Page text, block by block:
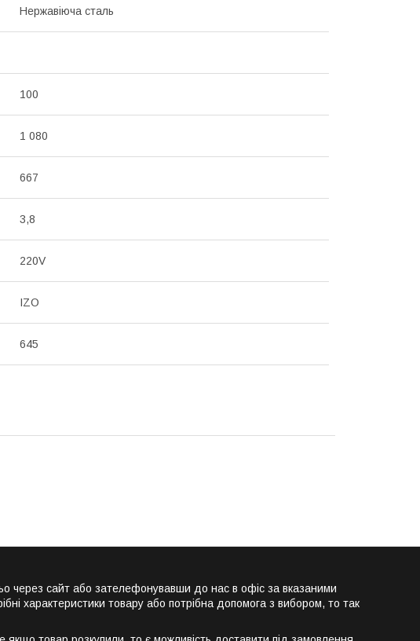
Нержавіюча сталь
100
1 080
667
3,8
220V
IZO
645
через сайт або зателефонувавши до нас в офіс за вказаними
характеристики товару або потрібна допомога з вибором, то так